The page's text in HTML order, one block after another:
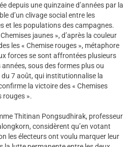
depuis une quinzaine d’années par la
d’un clivage social entre les
et les populations des campagnes.
jaunes », d’après la couleur
les « Chemise rouges », métaphore
forces se sont affrontées plusieurs
sous des formes plus ou
7 août, qui institutionnalise la
la victoire des « Chemises
rouges ».
Thitinan Pongsudhirak, professeur
considèrent qu’en votant
les électeurs ont voulu marquer leur